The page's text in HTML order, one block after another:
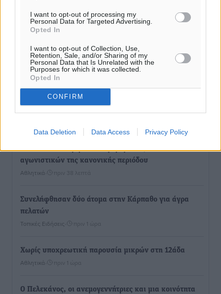
I want to opt-out of processing my
Personal Data for Targeted Advertising.
Opted In
I want to opt-out of Collection, Use,
Retention, Sale, and/or Sharing of my
Personal Data that Is Unrelated with the
Purposes for which it was collected.
Opted In
CONFIRM
Data Deletion Data Access Privacy Policy
Ροή ειδήσεων
Γ’ Εθνική Κατηγορία: Οι ημερομηνίες των
αγωνιστικών της κανονικής περιόδου
Αθλητικά πριν 38 λεπτά
Συνελήφθησαν δύο άτομα στην Κάρπαθο για άγρα
πελατών
Τοπικές Ειδήσεις πριν 1 ώρα
Χωρίς υποχρεωτική παρουσία μικρών στη 12άδα
Αθλητικά πριν 1 ώρα
Ο Πελεκάνος, οι ανεμογεννήτριες και μια κοινότητα